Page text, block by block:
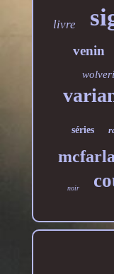
livre
venin
séries
noir